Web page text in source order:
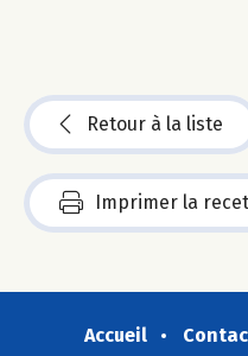
Retour à la liste
Imprimer la
Accueil